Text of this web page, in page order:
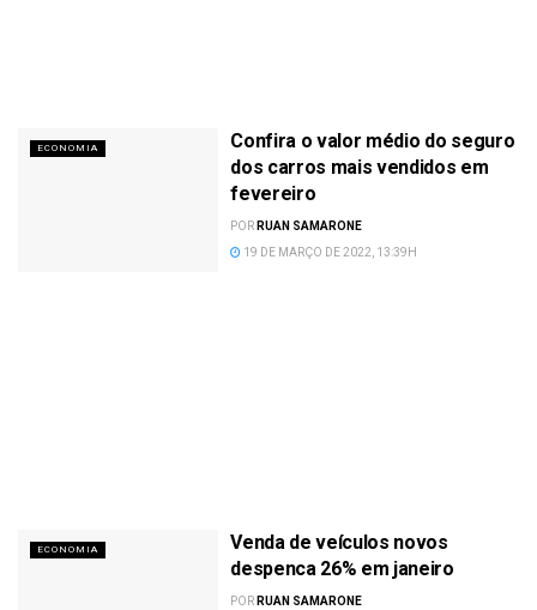
ECONOMIA
Confira o valor médio do seguro
dos carros mais vendidos em
fevereiro
POR RUAN SAMARONE
19 DE MARÇO DE 2022, 13:39H
ECONOMIA
Venda de veículos novos
despenca 26% em janeiro
POR RUAN SAMARONE